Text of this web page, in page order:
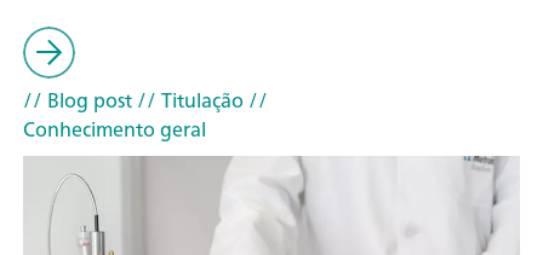
// Blog post// Titulação //
Conhecimento geral